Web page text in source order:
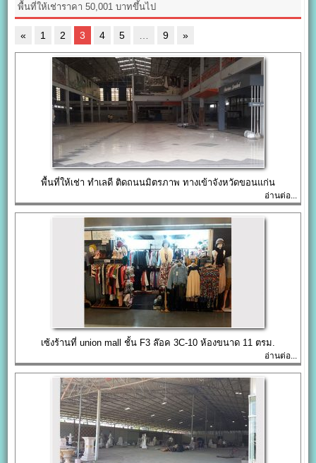
พื้นที่ให้เช่าราคา 50,001 บาทขึ้นไป
« 1 2 3 4 5 9 »
พื้นที่ให้เช่า ทำเลดี ติดถนนมิตรภาพ ทางเข้าจังหวัดขอนแก่น
อ่านต่อ...
เซ้งร้านที่ union mall ชั้น F3 ล๊อค 3C-10 ห้องขนาด 11 ตรม.
อ่านต่อ...